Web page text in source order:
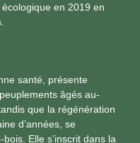
en 2019 en
santé, présente
âgés au-
que la régénération
d’années, se
Elle s’inscrit dans la